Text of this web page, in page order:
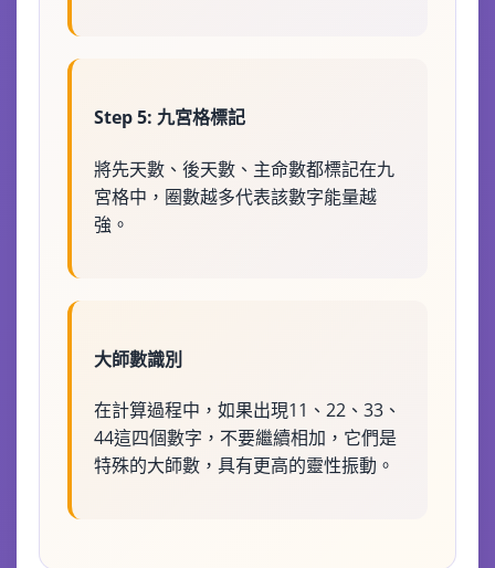
Step 5: 九宮格標記
將先天數、後天數、主命數都標記在九
宮格中，圈數越多代表該數字能量越
強。
大師數識別
在計算過程中，如果出現11、22、33、
44這四個數字，不要繼續相加，它們是
特殊的大師數，具有更高的靈性振動。